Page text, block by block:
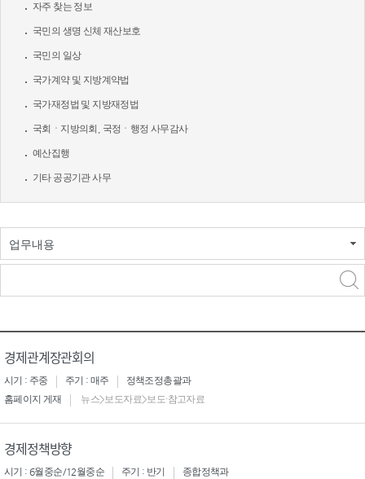
자주 찾는 정보
국민의 생명 신체 재산보호
국민의 일상
국가계약 및 지방계약법
국가재정법 및 지방재정법
국회ㆍ지방의회, 국정ㆍ행정 사무감사
예산집행
기타 공공기관 사무
업무내용
경제관계장관회의
시기 : 주중 주기 : 매주
정책조정총괄과
홈페이지 게재
뉴스>보도자료>보도·참고자료
경제정책방향
시기 : 6월중순/12월중순 주기 : 반기
종합정책과